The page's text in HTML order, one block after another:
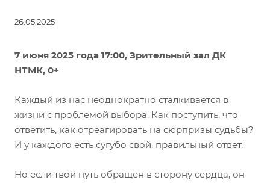
26.05.2025
7 июня 2025 года 17:00, Зрительный зал ДК
НТМК, 0+
Каждый из нас неоднократно сталкивается в
жизни с проблемой выбора. Как поступить, что
ответить, как отреагировать на сюрпризы судьбы?
И у каждого есть сугубо свой, правильный ответ.
Но если твой путь обращен в сторону сердца, он